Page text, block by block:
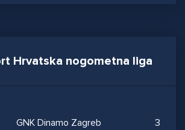
Hrvatska nogometna liga
GNK Dinamo Zagreb 3